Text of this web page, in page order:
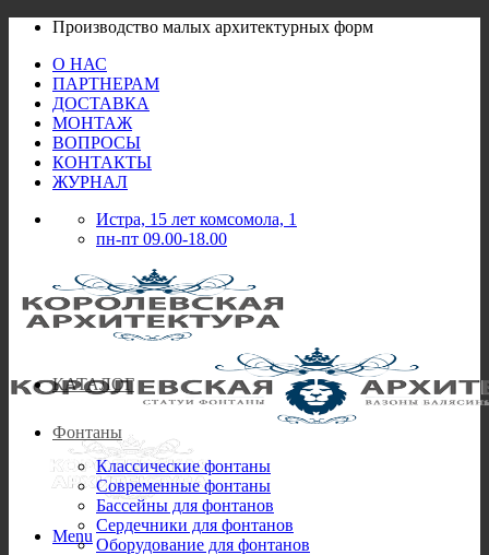
Skip
content
Производство малых архитектурных форм
О НАС
ПАРТНЕРАМ
ДОСТАВКА
МОНТАЖ
ВОПРОСЫ
КОНТАКТЫ
ЖУРНАЛ
Истра, 15 лет комсомола, 1
пн-пт 09.00-18.00
Menu
КАТАЛОГ
Фонтаны
Классические фонтаны
Современные фонтаны
Бассейны для фонтанов
Сердечники для фонтанов
Оборудование для фонтанов